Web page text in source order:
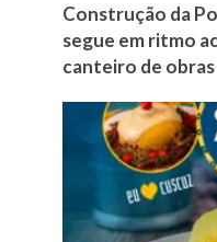
Construção da
segue em ritmo
canteiro de